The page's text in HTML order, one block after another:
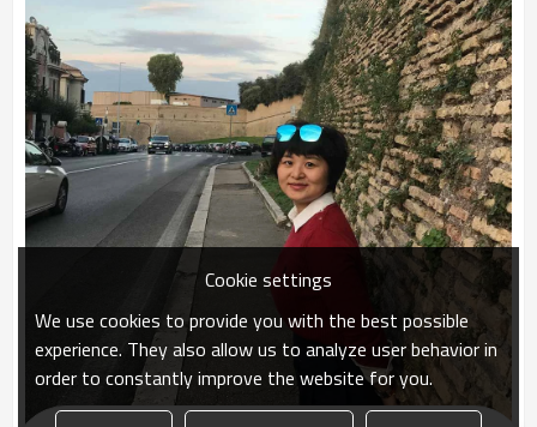
Cookie settings
We use cookies to provide you with the best possible
experience. They also allow us to analyze user behavior in
order to constantly improve the website for you.